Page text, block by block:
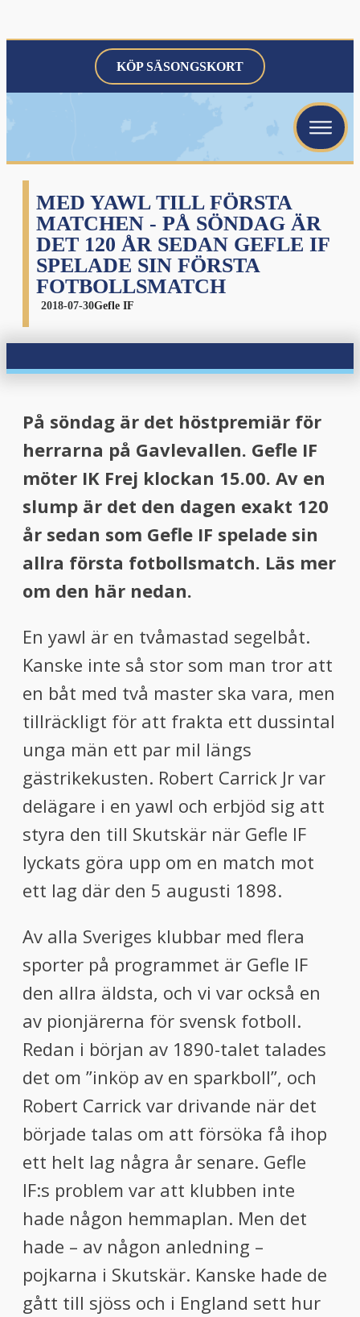
KÖP SÄSONGSKORT
MED YAWL TILL FÖRSTA
MATCHEN - PÅ SÖNDAG ÄR
DET 120 ÅR SEDAN GEFLE IF
SPELADE SIN FÖRSTA
FOTBOLLSMATCH
2018-07-30Gefle IF
På söndag är det höstpremiär för
herrarna på Gavlevallen. Gefle IF
möter IK Frej klockan 15.00. Av en
slump är det den dagen exakt 120
år sedan som Gefle IF spelade sin
allra första fotbollsmatch. Läs mer
om den här nedan.
En yawl är en tvåmastad segelbåt.
Kanske inte så stor som man tror att
en båt med två master ska vara, men
tillräckligt för att frakta ett dussintal
unga män ett par mil längs
gästrikekusten. Robert Carrick Jr var
delägare i en yawl och erbjöd sig att
styra den till Skutskär när Gefle IF
lyckats göra upp om en match mot
ett lag där den 5 augusti 1898.
Av alla Sveriges klubbar med flera
sporter på programmet är Gefle IF
den allra äldsta, och vi var också en
av pionjärerna för svensk fotboll.
Redan i början av 1890-talet talades
det om ”inköp av en sparkboll”, och
Robert Carrick var drivande när det
började talas om att försöka få ihop
ett helt lag några år senare. Gefle
IF:s problem var att klubben inte
hade någon hemmaplan. Men det
hade – av någon anledning –
pojkarna i Skutskär. Kanske hade de
gått till sjöss och i England sett hur